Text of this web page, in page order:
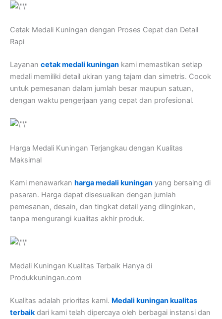
Cetak Medali Kuningan dengan Proses Cepat dan Detail
Rapi
Layanan cetak medali kuningan kami memastikan setiap
medali memiliki detail ukiran yang tajam dan simetris. Cocok
untuk pemesanan dalam jumlah besar maupun satuan,
dengan waktu pengerjaan yang cepat dan profesional.
Harga Medali Kuningan Terjangkau dengan Kualitas
Maksimal
Kami menawarkan harga medali kuningan yang bersaing di
pasaran. Harga dapat disesuaikan dengan jumlah
pemesanan, desain, dan tingkat detail yang diinginkan,
tanpa mengurangi kualitas akhir produk.
Medali Kuningan Kualitas Terbaik Hanya di
Produkkuningan.com
Kualitas adalah prioritas kami. Medali kuningan kualitas
terbaikdari kami telah dipercaya oleh berbagai instansi dan